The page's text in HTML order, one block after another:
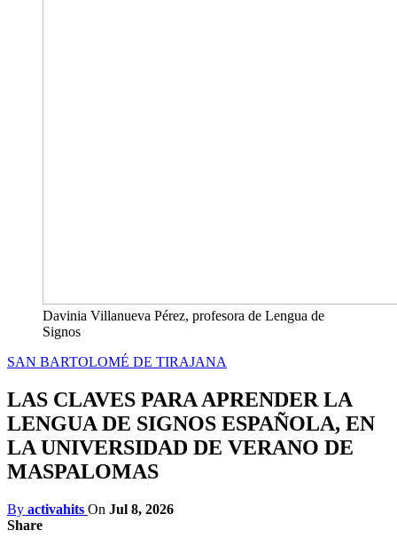
Davinia Villanueva Pérez, profesora de Lengua de
Signos
SAN BARTOLOMÉ DE TIRAJANA
LAS CLAVES PARA APRENDER LA
LENGUA DE SIGNOS ESPAÑOLA, EN
LA UNIVERSIDAD DE VERANO DE
MASPALOMAS
By activahits On Jul 8, 2026
Share